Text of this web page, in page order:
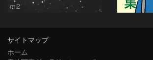
ｍ2
サイトマップ
ホーム